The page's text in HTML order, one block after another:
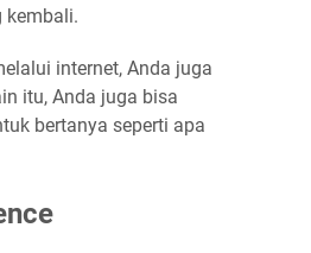
kembali.
internet, Anda juga
itu, Anda juga bisa
bertanya seperti apa